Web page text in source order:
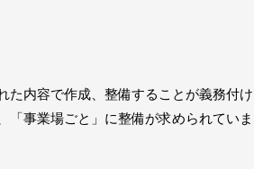
た内容で作成、整備することが義務付け
「事業場ごと」に整備が求められていま